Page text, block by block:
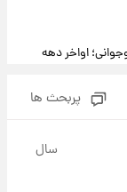
اواخر دهه
پربحث ها
سال